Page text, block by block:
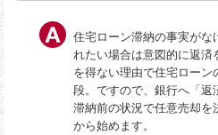
住宅ローン滞納の事実がな
れたい場合は意図的に返
を得ない理由で住宅ロー
段。ですので、銀行へ「
滞納前の状況で任意売却を
から始めます。